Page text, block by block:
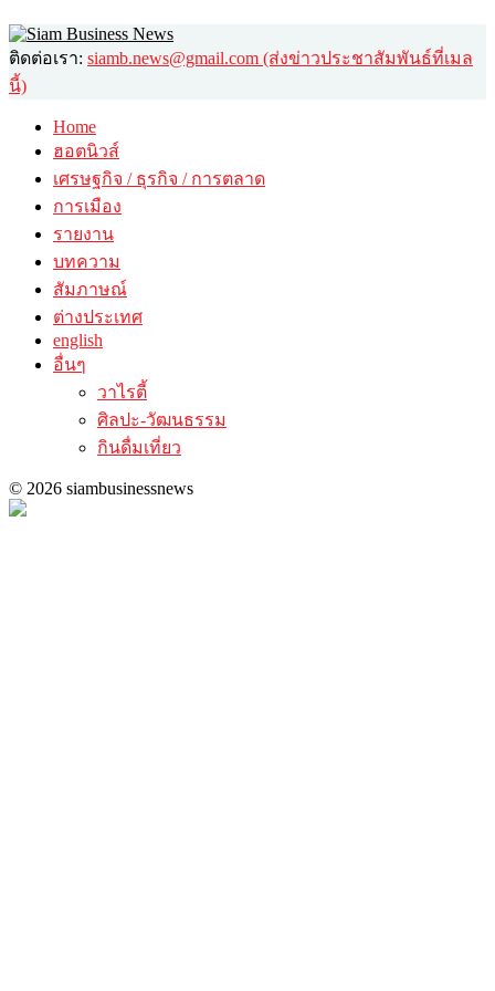
ติดต่อเรา: siamb.news@gmail.com (ส่งข่าวประชาสัมพันธ์ที่เมล
นี้)
Home
ฮอตนิวส์
เศรษฐกิจ / ธุรกิจ / การตลาด
การเมือง
รายงาน
บทความ
สัมภาษณ์
ต่างประเทศ
english
อื่นๆ
วาไรตี้
ศิลปะ-วัฒนธรรม
กินดื่มเที่ยว
© 2026 siambusinessnews